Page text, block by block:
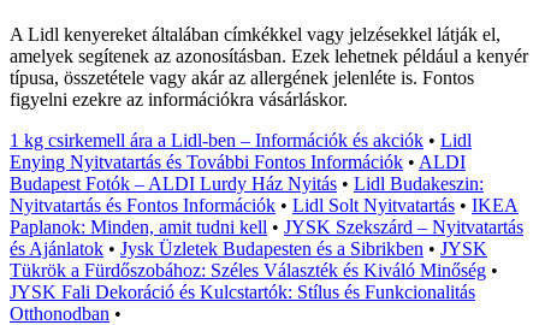
A Lidl kenyereket általában címkékkel vagy jelzésekkel látják el,
amelyek segítenek az azonosításban. Ezek lehetnek például a kenyér
típusa, összetétele vagy akár az allergének jelenléte is. Fontos
figyelni ezekre az információkra vásárláskor.
1 kg csirkemell ára a Lidl-ben – Információk és akciók • Lidl
Enying Nyitvatartás és További Fontos Információk • ALDI
Budapest Fotók – ALDI Lurdy Ház Nyitás • Lidl Budakeszin:
Nyitvatartás és Fontos Információk • Lidl Solt Nyitvatartás • IKEA
Paplanok: Minden, amit tudni kell • JYSK Szekszárd – Nyitvatartás
és Ajánlatok • Jysk Üzletek Budapesten és a Sibrikben • JYSK
Tükrök a Fürdőszobához: Széles Választék és Kiváló Minőség •
JYSK Fali Dekoráció és Kulcstartók: Stílus és Funkcionalitás
Otthonodban •